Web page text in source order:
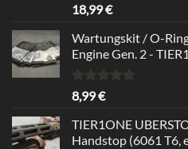
Rated5.00
out of 5
18,99€
Wartungskit / O-
Engine Gen. 2 -
Rated
out of 5
8,99€
TIER1ONE
Handstop (6061 T6,